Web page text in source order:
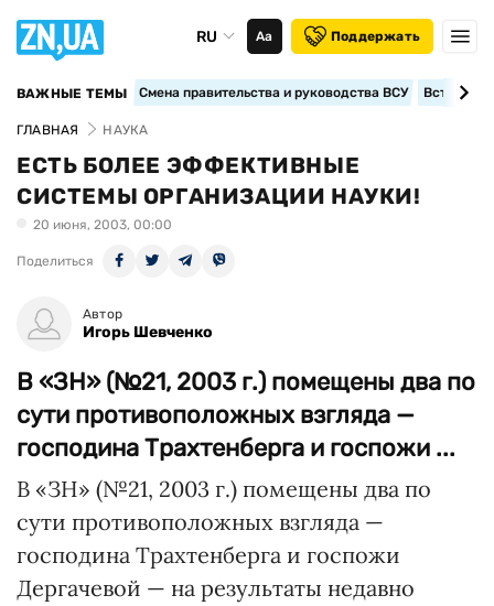
RU Аа Поддержать
ВАЖНЫЕ ТЕМЫ Смена правительства и руководства ВСУ
ГЛАВНАЯ НАУКА
ЕСТЬ БОЛЕЕ ЭФФЕКТИВНЫЕ
СИСТЕМЫ ОРГАНИЗАЦИИ НАУКИ!
20 июня, 2003, 00:00
Поделиться
Автор
Игорь Шевченко
В «ЗН» (№21, 2003 г.) помещены два по
сути противоположных взгляда —
господина Трахтенберга и госпожи ...
В «ЗН» (№21, 2003 г.) помещены два по
сути противоположных взгляда —
господина Трахтенберга и госпожи
Дергачевой — на результаты недавно